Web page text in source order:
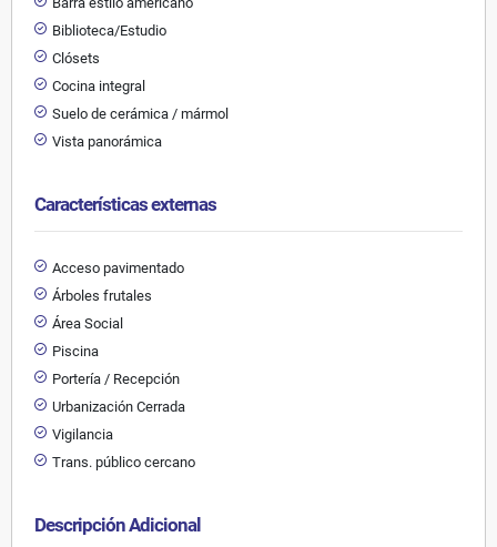
Biblioteca/Estudio
Clósets
Cocina integral
Suelo de cerámica / mármol
Vista panorámica
Características externas
Acceso pavimentado
Árboles frutales
Área Social
Piscina
Portería / Recepción
Urbanización Cerrada
Vigilancia
Trans. público cercano
Descripción Adicional